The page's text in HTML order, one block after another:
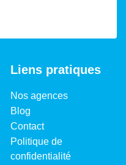
Liens pratiques
Nos agences
Blog
Contact
Politique de
confidentialité